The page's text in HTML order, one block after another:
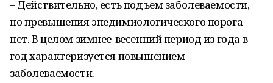
– Действительно, есть подъем заболеваемости,
но превышения эпедимиологического порога
нет. В целом зимнее-весенний период из года в
год характеризуется повышением
заболеваемости.